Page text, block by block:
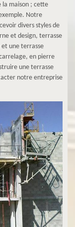
la maison ; cette
Notre
divers styles de
et design, terrasse
une terrasse
en pierre
une terrasse
notre entreprise